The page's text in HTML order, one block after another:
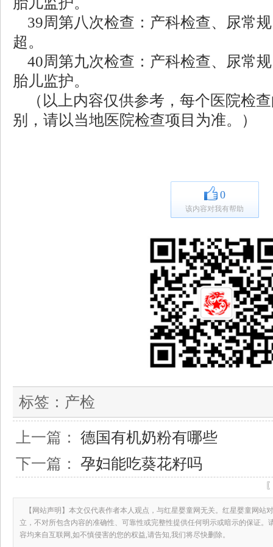
39周第八次检查：产科检查、尿常
超。
40周第九次检查：产科检查、尿常
胎儿监护。
（以上内容仅供参考，每个医院检
别，请以当地医院检查项目为准。）
0
该内容对我有帮助
标签： 产检
上一篇： 德国有机奶粉有哪些
下一篇： 孕妇能吃葵花籽吗
【网站声明】本文仅代表作者本人观点，与红星婴童网无关。红星婴童网站
立，不对所包含内容的准确性、可靠性或完整性提供任何明示或暗示的保证。
容均来自互联网,如不慎侵害的您的权益,请告知,我们将尽快删除。